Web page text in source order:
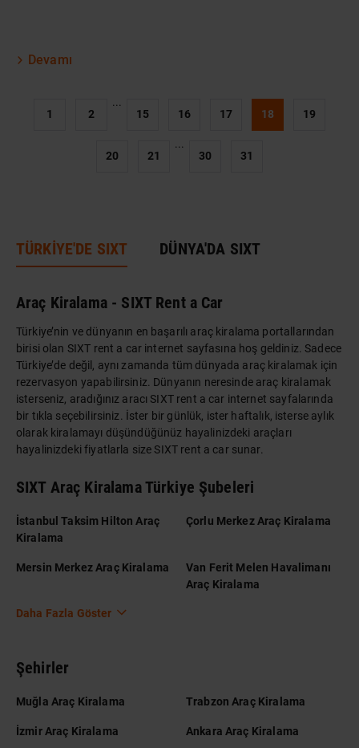
Devamı
1 2
15
16 17 18 19
20 21
30
31
TÜRKİYE'DE SIXT DÜNYA'DA SIXT
Araç Kiralama - SIXT Rent a Car
Türkiye’nin ve dünyanın en başarılı araç kiralama portallarından
birisi olan SIXT rent a car internet sayfasına hoş geldiniz. Sadece
Türkiye’de değil, aynı zamanda tüm dünyada araç kiralamak için
rezervasyon yapabilirsiniz. Dünyanın neresinde araç kiralamak
isterseniz, aradığınız aracı SIXT rent a car internet sayfalarında
bir tıkla seçebilirsiniz. İster bir günlük, ister haftalık, isterse aylık
olarak kiralamayı düşündüğünüz hayalinizdeki araçları
hayalinizdeki fiyatlarla size SIXT rent a car sunar.
SIXT Araç Kiralama Türkiye Şubeleri
İstanbul Taksim Hilton Araç
Kiralama
Çorlu Merkez Araç Kiralama
Mersin Merkez Araç Kiralama
Van Ferit Melen Havalimanı
Araç Kiralama
Daha Fazla Göster
Şehirler
Muğla Araç Kiralama Trabzon Araç Kiralama
İzmir Araç Kiralama Ankara Araç Kiralama